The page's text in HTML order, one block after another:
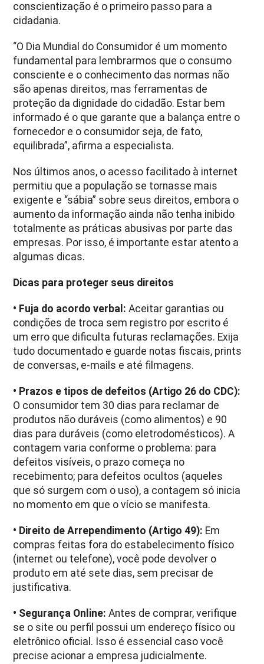
conscientização é o primeiro passo para a
cidadania.
“O Dia Mundial do Consumidor é um momento
fundamental para lembrarmos que o consumo
consciente e o conhecimento das normas não
são apenas direitos, mas ferramentas de
proteção da dignidade do cidadão. Estar bem
informado é o que garante que a balança entre o
fornecedor e o consumidor seja, de fato,
equilibrada”, afirma a especialista.
Nos últimos anos, o acesso facilitado à internet
permitiu que a população se tornasse mais
exigente e “sábia” sobre seus direitos, embora o
aumento da informação ainda não tenha inibido
totalmente as práticas abusivas por parte das
empresas. Por isso, é importante estar atento a
algumas dicas.
Dicas para proteger seus direitos
• Fuja do acordo verbal: Aceitar garantias ou
condições de troca sem registro por escrito é
um erro que dificulta futuras reclamações. Exija
tudo documentado e guarde notas fiscais, prints
de conversas, e-mails e até filmagens.
• Prazos e tipos de defeitos (Artigo 26 do CDC):
O consumidor tem 30 dias para reclamar de
produtos não duráveis (como alimentos) e 90
dias para duráveis (como eletrodomésticos). A
contagem varia conforme o problema: para
defeitos visíveis, o prazo começa no
recebimento; para defeitos ocultos (aqueles
que só surgem com o uso), a contagem só inicia
no momento em que o vício se manifesta.
• Direito de Arrependimento (Artigo 49): Em
compras feitas fora do estabelecimento físico
(internet ou telefone), você pode devolver o
produto em até sete dias, sem precisar de
justificativa.
• Segurança Online: Antes de comprar, verifique
se o site ou perfil possui um endereço físico ou
eletrônico oficial. Isso é essencial caso você
precise acionar a empresa judicialmente.